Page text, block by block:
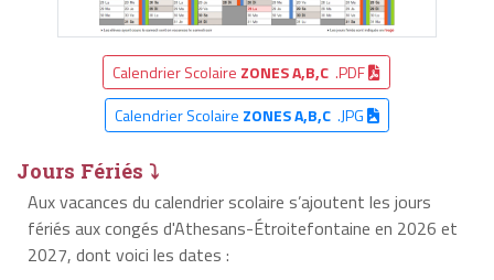
Calendrier Scolaire ZONES A,B,C .PDF
Calendrier Scolaire ZONES A,B,C.JPG
Jours Fériés ⤵
Aux vacances du calendrier scolaire s’ajoutent les jours
fériés aux congés d'Athesans-Étroitefontaine en 2026 et
2027, dont voici les dates :